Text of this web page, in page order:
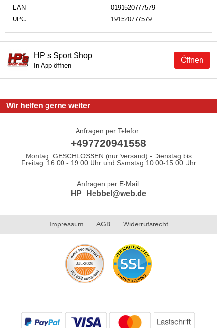
EAN
0191520777579
UPC
191520777579
Öffnen
HP´s Sport Shop
In App öffnen
Wir helfen gerne weiter
Anfragen per Telefon:
+497720941558
Montag: GESCHLOSSEN (nur Versand) - Dienstag bis
Freitag: 16.00 - 19.00 Uhr und Samstag 10.00-15.00 Uhr
Anfragen per E-Mail:
HP_Hebbel@web.de
Impressum AGB Widerrufsrecht